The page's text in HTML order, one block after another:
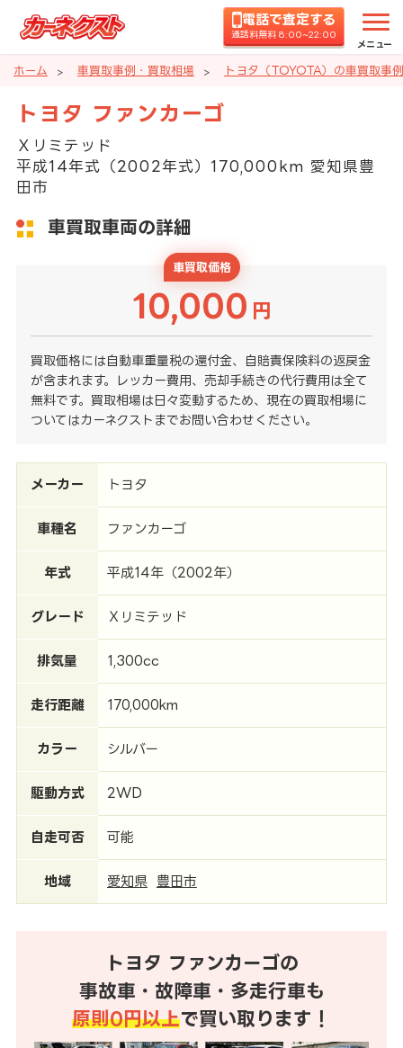
電話で査定する
通話料無料 8:00~22:00
メニュー
ホーム 車買取事例・買取相場 トヨタ（TOYOTA）の車買取事
トヨタ ファンカーゴ
Ｘリミテッド
平成14年式（2002年式）170,000km 愛知県豊
田市
車買取車両の詳細
車買取価格
10,000 円
買取価格には自動車重量税の還付金、自賠責保険料の返戻金
が含まれます。レッカー費用、売却手続きの代行費用は全て
無料です。買取相場は日々変動するため、現在の買取相場に
ついてはカーネクストまでお問い合わせください。
メーカー トヨタ
車種名 ファンカーゴ
年式 平成14年（2002年）
グレード Ｘリミテッド
排気量 1,300cc
走行距離 170,000km
カラー シルバー
駆動方式 2WD
自走可否 可能
地域 愛知県 豊田市
トヨタ ファンカーゴの
事故車・故障車・多走行車も
原則0円以上で買い取ります！